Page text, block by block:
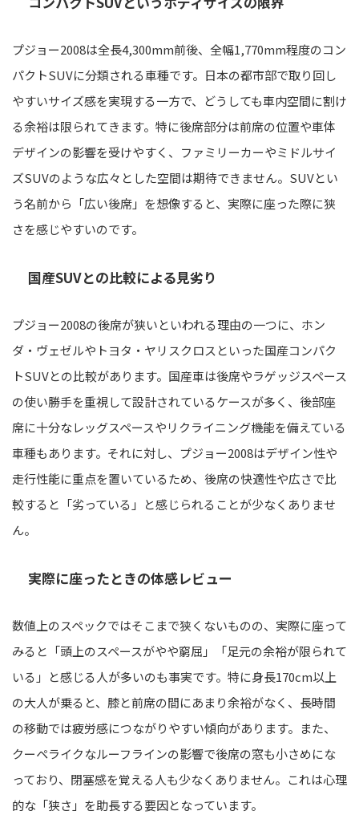
プジョー2008は全長4,300mm前後、全幅1,770mm程度のコン
パクトSUVに分類される車種です。日本の都市部で取り回し
やすいサイズ感を実現する一方で、どうしても車内空間に割け
る余裕は限られてきます。特に後席部分は前席の位置や車体
デザインの影響を受けやすく、ファミリーカーやミドルサイ
ズSUVのような広々とした空間は期待できません。SUVとい
う名前から「広い後席」を想像すると、実際に座った際に狭
さを感じやすいのです。
国産SUVとの比較による見劣り
プジョー2008の後席が狭いといわれる理由の一つに、ホン
ダ・ヴェゼルやトヨタ・ヤリスクロスといった国産コンパク
トSUVとの比較があります。国産車は後席やラゲッジスペース
の使い勝手を重視して設計されているケースが多く、後部座
席に十分なレッグスペースやリクライニング機能を備えている
車種もあります。それに対し、プジョー2008はデザイン性や
走行性能に重点を置いているため、後席の快適性や広さで比
較すると「劣っている」と感じられることが少なくありませ
ん。
実際に座ったときの体感レビュー
数値上のスペックではそこまで狭くないものの、実際に座って
みると「頭上のスペースがやや窮屈」「足元の余裕が限られて
いる」と感じる人が多いのも事実です。特に身長170cm以上
の大人が乗ると、膝と前席の間にあまり余裕がなく、長時間
の移動では疲労感につながりやすい傾向があります。また、
クーペライクなルーフラインの影響で後席の窓も小さめにな
っており、閉塞感を覚える人も少なくありません。これは心理
的な「狭さ」を助長する要因となっています。